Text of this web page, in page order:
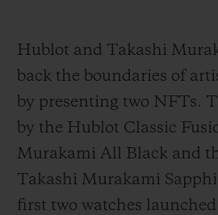
Hublot and Takashi
back the boundaries of
by presenting two NFTs.
by the Hublot Classic
Murakami All Black and
Takashi Murakami
first two watches
휴블로티스타 및 연장 보증
무료 배송 & 반품